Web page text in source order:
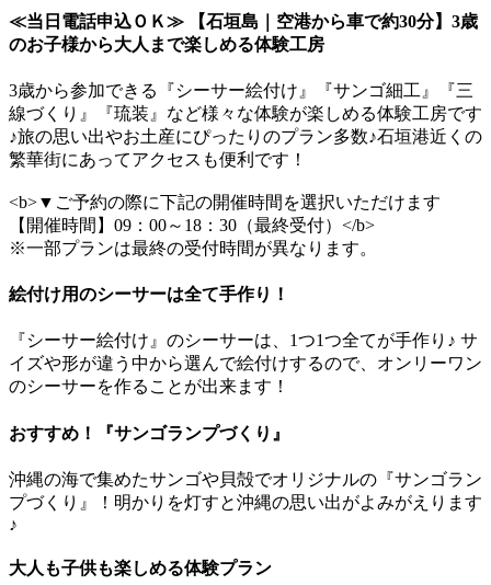
≪当日電話申込ＯＫ≫ 【石垣島｜空港から車で約30分】3歳
のお子様から大人まで楽しめる体験工房
3歳から参加できる『シーサー絵付け』『サンゴ細工』『三
線づくり』『琉装』など様々な体験が楽しめる体験工房です
♪旅の思い出やお土産にぴったりのプラン多数♪石垣港近くの
繁華街にあってアクセスも便利です！
<b>▼ご予約の際に下記の開催時間を選択いただけます
【開催時間】09：00～18：30（最終受付）</b>
※一部プランは最終の受付時間が異なります。
絵付け用のシーサーは全て手作り！
『シーサー絵付け』のシーサーは、1つ1つ全てが手作り♪ サ
イズや形が違う中から選んで絵付けするので、オンリーワン
のシーサーを作ることが出来ます！
おすすめ！『サンゴランプづくり』
沖縄の海で集めたサンゴや貝殻でオリジナルの『サンゴラン
プづくり』！明かりを灯すと沖縄の思い出がよみがえります
♪
大人も子供も楽しめる体験プラン